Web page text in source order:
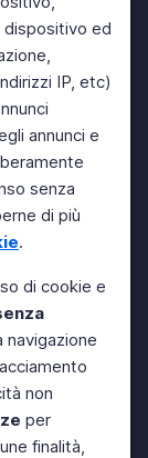
dispositivo ed
IP, etc)
annunci e
senza
di più
.
di cookie e
navigazione
non
per
finalità,